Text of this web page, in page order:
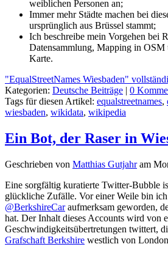
weiblichen Personen an;
Immer mehr Städte machen bei
ursprünglich aus Brüssel stammt;
Ich beschreibe mein Vorgehen bei
Datensammlung, Mapping in OSM
Karte.
"EqualStreetNames Wiesbaden"
Kategorien: Deutsche Beiträge | 0
Tags für diesen Artikel: equalstreetnames,
wiesbaden, wikidata, wikipedia
Ein Bot, der Raser in
Geschrieben von Matthias Gutjahram
Eine sorgfältig kuratierte Twitter-Bubble
glückliche Zufälle. Vor einer Weile bin
@BerkshireCaraufmerksam geworden,
hat. Der Inhalt dieses Accounts wird von
Geschwindigkeitsübertretungen twittert,
Grafschaft Berkshire westlich von